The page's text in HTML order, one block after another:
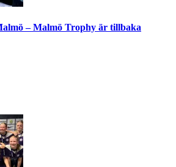
– Malmö Trophy är tillbaka